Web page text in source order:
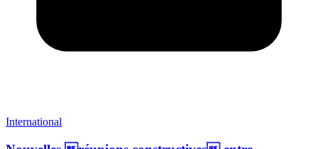
International